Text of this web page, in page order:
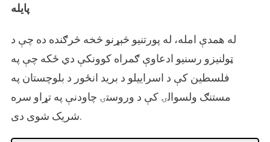
پایله
له همدې امله، له پورتنیو څېړنو څخه څرګنده ده چې د
ټولنیزو رسنیو ادعاوې ګمراه کوونکې دي ځکه چې په
فلسطین کې د اسراییلو د برید انځور د بلوچستان په
مستنګ ولسوالۍ کې د وروستۍ چاودنې په تړاو سره
شریک شوی دی.